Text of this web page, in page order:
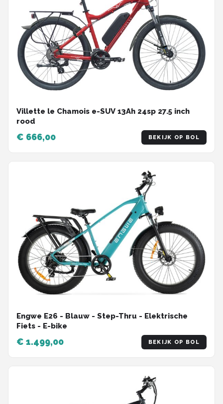
Villette le Chamois e-SUV 13Ah 24sp 27.5 inch
rood
€ 666,00 BEKIJK OP BOL
Engwe E26 - Blauw - Step-Thru - Elektrische
Fiets - E-bike
€ 1.499,00 BEKIJK OP BOL